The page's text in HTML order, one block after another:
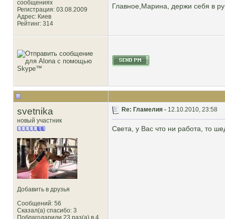
сообщениях
Регистрация: 03.08.2009
Адрес: Киев
Рейтинг: 314
Главное,Марина, держи себя в
svetnika
новый участник
Добавить в друзья
Сообщений: 56
Сказал(а) спасибо: 3
Поблагодарили 23 раз(а) в 4
Re: Гламелия - 12.10.2010, 23:58
Света, у Вас что ни работа, то